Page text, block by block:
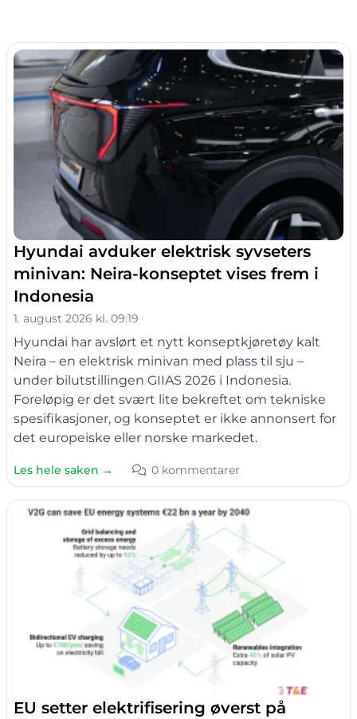
Hyundai avduker elektrisk syvseters
minivan: Neira-konseptet vises frem i
Indonesia
1. august 2026 kl. 09:19
Hyundai har avslørt et nytt konseptkjøretøy kalt
Neira – en elektrisk minivan med plass til sju –
under bilutstillingen GIIAS 2026 i Indonesia.
Foreløpig er det svært lite bekreftet om tekniske
spesifikasjoner, og konseptet er ikke annonsert for
det europeiske eller norske markedet.
Les hele saken → 0 kommentarer
EU setter elektrifisering øverst på